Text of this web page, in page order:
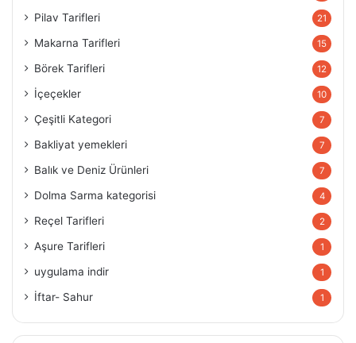
Pilav Tarifleri 21
Makarna Tarifleri 15
Börek Tarifleri 12
İçeçekler 10
Çeşitli Kategori 7
Bakliyat yemekleri 7
Balık ve Deniz Ürünleri 7
Dolma Sarma kategorisi 4
Reçel Tarifleri 2
Aşure Tarifleri 1
uygulama indir 1
İftar- Sahur 1